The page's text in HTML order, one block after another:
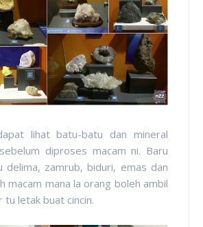
lihat batu-batu dan mineral
diproses macam ni. Baru
delima, zamrub, biduri, emas dan
macam mana la orang boleh ambil
tu letak buat cincin.